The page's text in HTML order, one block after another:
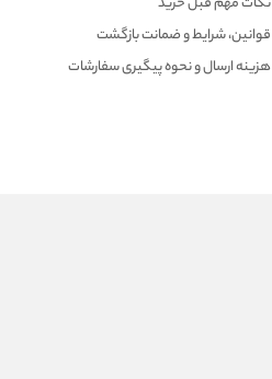
قوانین، شرایط و ضمانت بازگشت
هزينه ارسال و نحوه پیگیری سفارشات